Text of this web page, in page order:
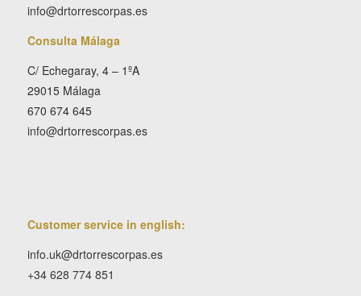
info@drtorrescorpas.es
Consulta Málaga
C/ Echegaray, 4 – 1ºA
29015 Málaga
670 674 645
info@drtorrescorpas.es
Customer service in english:
info.uk@drtorrescorpas.es
+34 628 774 851